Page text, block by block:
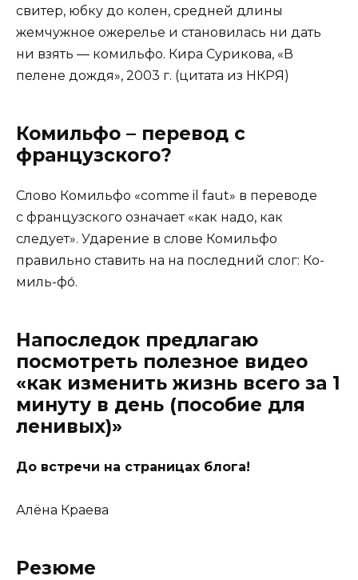
свитер, юбку до колен, средней длины
жемчужное ожерелье и становилась ни дать
ни взять — комильфо. Кира Сурикова, «В
пелене дождя», 2003 г. (цитата из НКРЯ)
Комильфо – перевод с
французского?
Слово Комильфо «comme il faut» в переводе
с французского означает «как надо, как
следует». Ударение в слове Комильфо
правильно ставить на на последний слог: Ко-
миль-фо́.
Напоследок предлагаю
посмотреть полезное видео
«как изменить жизнь всего за 1
минуту в день (пособие для
ленивых)»
До встречи на страницах блога!
Алёна Краева
Резюме